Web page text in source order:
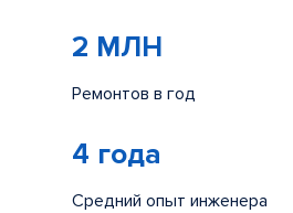
2 МЛН
Ремонтов в год
4 года
Средний опыт инженера